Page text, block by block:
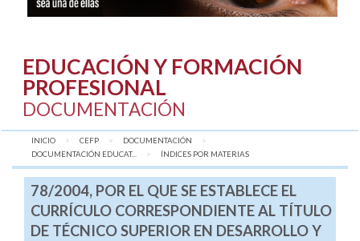
EDUCACIÓN Y FORMACIÓN
PROFESIONAL
DOCUMENTACIÓN
INICIO CEFP
DOCUMENTACIÓN
DOCUMENTACIÓN EDUCAT...
AQUÍ:
ÍNDICES POR MATERIAS
78/2004, POR EL QUE SE ESTABLECE EL
CURRÍCULO CORRESPONDIENTE AL TÍTULO
DE TÉCNICO SUPERIOR EN DESARROLLO Y